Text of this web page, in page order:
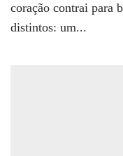
coração contrai para
distintos: um...